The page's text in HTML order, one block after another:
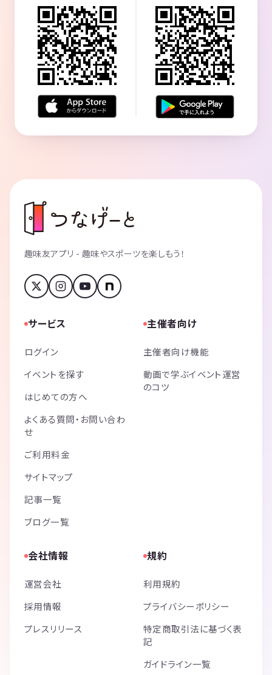
趣味友アプリ - 趣味やスポーツを楽しもう！
サービス
ログイン
イベントを探す
はじめての方へ
よくある質問・お問い合わ
せ
ご利用料金
サイトマップ
記事一覧
ブログ一覧
主催者向け
主催者向け機能
動画で学ぶイベント運営
のコツ
会社情報
運営会社
採用情報
プレスリリース
規約
利用規約
プライバシーポリシー
特定商取引法に基づく表
記
ガイドライン一覧